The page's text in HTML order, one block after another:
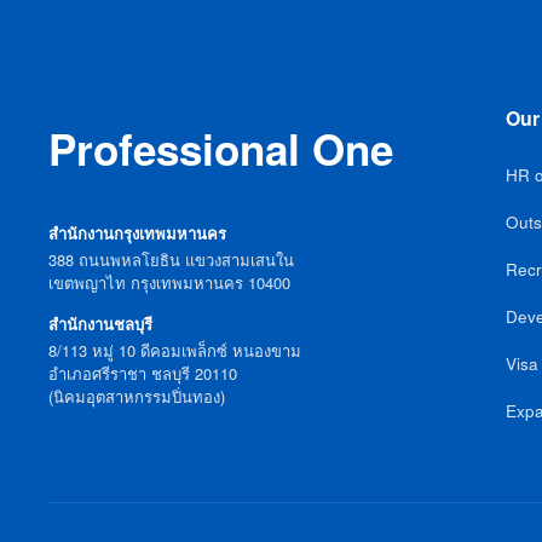
Professional One
สำนักงานกรุงเทพมหานคร
388 ถนนพหลโยธิน แขวงสามเสนใน
เขตพญาไท กรุงเทพมหานคร 10400
สำนักงานชลบุรี
8/113 หมู่ 10 ดีคอมเพล็กซ์ หนองขาม
อำเภอศรีราชา ชลบุรี 20110
(นิคมอุตสาหกรรมปิ่นทอง)
HR